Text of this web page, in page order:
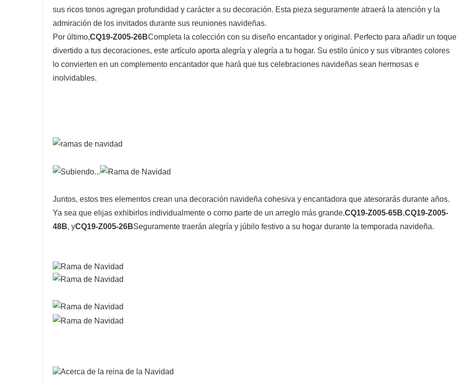
sus ricos tonos agregan profundidad y carácter a su decoración. Esta pieza seguramente atraerá la atención y la
admiración de los invitados durante sus reuniones navideñas.
Por último,CQ19-Z005-26BCompleta la colección con su diseño encantador y original. Perfecto para añadir un toque
divertido a tus decoraciones, este artículo aporta alegría y alegría a tu hogar. Su estilo único y sus vibrantes colores
lo convierten en un complemento encantador que hará que tus celebraciones navideñas sean hermosas e
inolvidables.
Juntos, estos tres elementos crean una decoración navideña cohesiva y encantadora que atesorarás durante años.
Ya sea que elijas exhibirlos individualmente o como parte de un arreglo más grande,CQ19-Z005-65B,CQ19-Z005-
48B, yCQ19-Z005-26BSeguramente traerán alegría y júbilo festivo a su hogar durante la temporada navideña.